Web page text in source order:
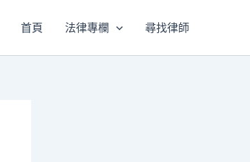
首頁 法律專欄 尋找律師